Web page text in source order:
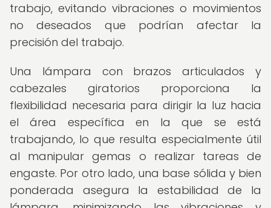
trabajo, evitando vibraciones o movimientos
no deseados que podrían afectar la
precisión del trabajo.
Una lámpara con brazos articulados y
cabezales giratorios proporciona la
flexibilidad necesaria para dirigir la luz hacia
el área específica en la que se está
trabajando, lo que resulta especialmente útil
al manipular gemas o realizar tareas de
engaste. Por otro lado, una base sólida y bien
ponderada asegura la estabilidad de la